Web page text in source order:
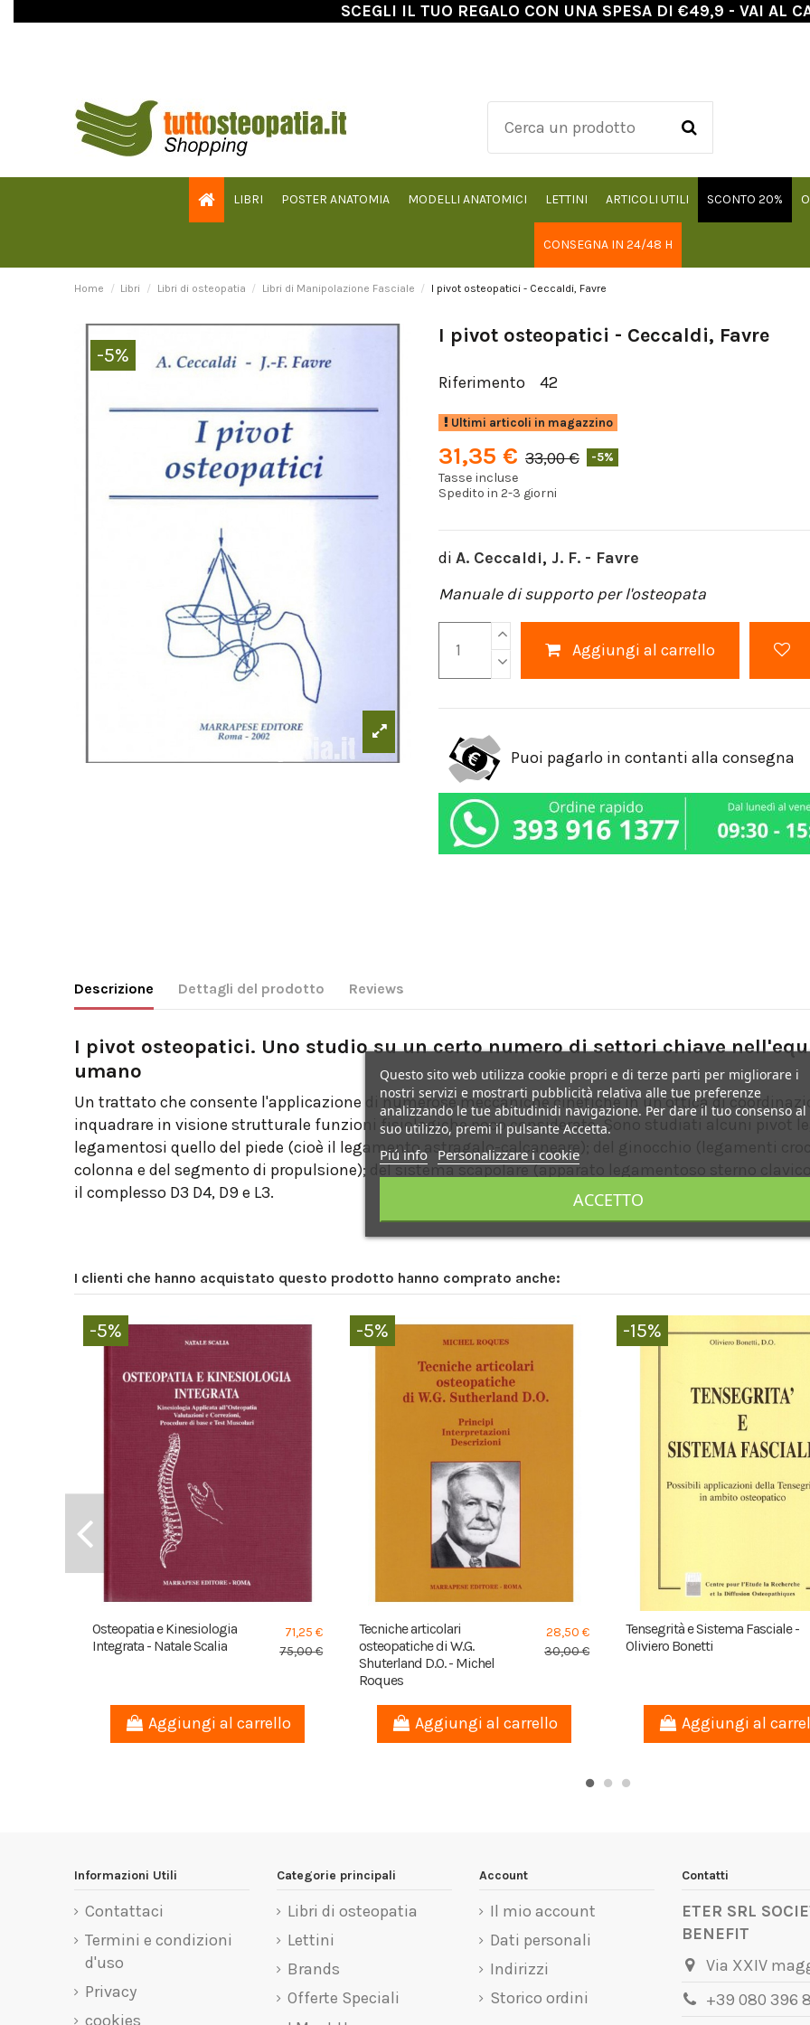
SCEGLI IL TUO REGALO CON UNA SPESA DI €49,9 - VAI AL
LIBRI POSTER ANATOMIA MODELLI ANATOMICI LETTINI ARTICOLI UTILI SCONTO 20%
CONSEGNA IN 24/48 H
Home Libri Libri di osteopatia Libri di Manipolazione Fasciale I pivot osteopatici - Ceccaldi, Favre
-5%
I pivot osteopatici - Ceccaldi, Favre
Riferimento 42
Ultimi articoli in magazzino
31,35 € 33,00 € -5%
Tasse incluse
Spedito in 2-3 giorni
diA. Ceccaldi, J. F. - Favre
Manuale di supporto per l'osteopata
Aggiungi al carrello
Puoi pagarlo in contanti alla consegna
Descrizione Dettagli del prodotto Reviews
I pivot osteopatici. Uno studio su un certo numero di settori chiave
umano
Un trattato che consente l'applicazione di numerose meccaniche cinetiche in un'ottica di
inquadrare in visione strutturale funzioni fisiologiche poco considerate. Sono studiati alcuni pivot
legamentosi quello del piede (cioè il legamento astragalo-calcaneare); del ginocchio (legamenti
colonna e del segmento di propulsione); del sistema scapolare (apparato legamentoso sterno
il complesso D3 D4, D9 e L3.
I clienti che hanno acquistato questo prodotto hanno comprato anche:
-5%
Osteopatia e Kinesiologia
Integrata - Natale Scalia
71,25 €
75,00 €
Aggiungi al carrello
-5%
Tecniche articolari
osteopatiche di W.G.
Shuterland D.O. - Michel
Roques
28,50 €
30,00 €
Aggiungi al carrello
-15%
Tensegrità e Sistema Fasciale -
Oliviero Bonetti
Aggiungi al
Informazioni Utili
Contattaci
Termini e condizioni
d'uso
Privacy
cookies
Categorie principali
Libri di osteopatia
Lettini
Brands
Offerte Speciali
Account
Il mio account
Dati personali
Indirizzi
Storico ordini
Contatti
ETER SRL
BENEFIT
Via XXIV
+39 080 396
Questo sito web utilizza cookie propri e di terze parti per migliorare i
nostri servizi e mostrarti pubblicità relativa alle tue preferenze
analizzando le tue abitudinidi navigazione. Per dare il tuo consenso al
suo utilizzo, premi il pulsante Accetta.
Piú info Personalizzare i cookie
ACCETTO